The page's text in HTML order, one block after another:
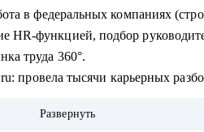
в федеральных компаниях
HR-функцией, подбор
труда 360°.
провела тысячи карьерных
Развернуть